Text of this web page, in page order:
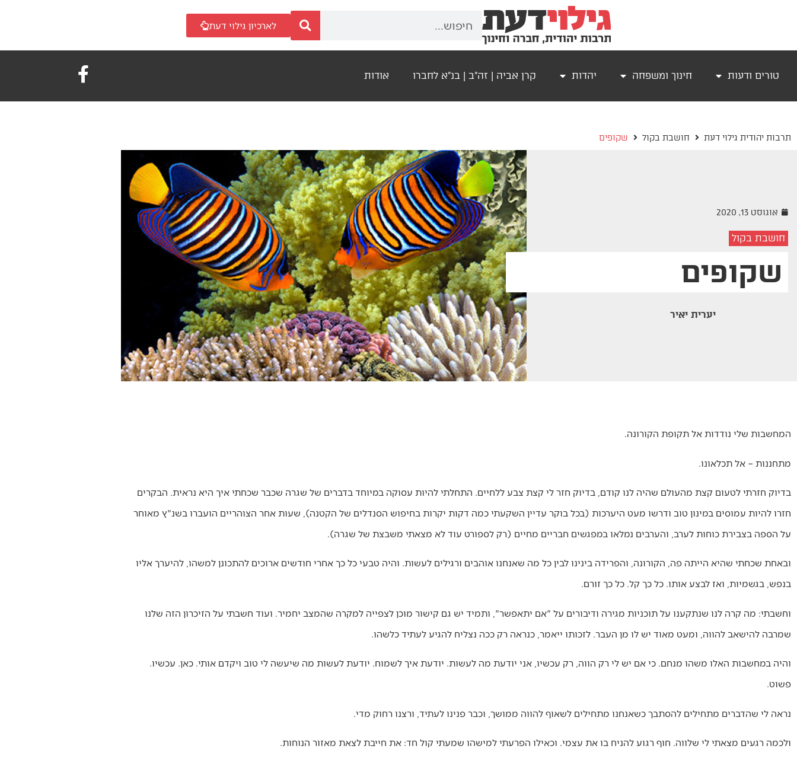
לארכיון גילוי דעת
טורים ודעות חינוך ומשפחה יהדות קרן אביה | זה"ב | בנ"א לחברו אודות
תרבות יהודית גילוי דעת חושבת בקול שקופים
אוגוסט 13, 2020
חושבת בקול
שקופים
יערית יאיר
המחשבות שלי נודדות אל תקופת הקורונה.
מתחננות – אל תכלאונו.
בדיוק חזרתי לטעום קצת מהעולם שהיה לנו קודם, בדיוק חזר לי קצת צבע ללחיים. התחלתי להיות עסוקה במיוחד בדברים של שגרה שכבר שכחתי איך היא נראית. הבקרים
חזרו להיות עמוסים במינון טוב ודרשו מעט היערכות (בכל בוקר עדיין השקעתי כמה דקות יקרות בחיפוש הסנדלים של הקטנה), שעות אחר הצוהריים הועברו בשנ"ץ מאוחר
על הספה בצבירת כוחות לערב, והערבים נמלאו במפגשים חבריים מחיים (רק לספורט עוד לא מצאתי משבצת של שגרה).
ובאחת שכחתי שהיא הייתה פה, הקורונה, והפרידה בינינו לבין כל מה שאנחנו אוהבים ורגילים לעשות. והיה טבעי כל כך אחרי חודשים ארוכים להתכונן למשהו, להיערך אליו
בנפש, בגשמיות, ואז לבצע אותו. כל כך קל. כל כך זורם.
וחשבתי: מה קרה לנו שנתקענו על תוכניות מגירה ודיבורים על "אם יתאפשר", ותמיד יש גם קישור מוכן לצפייה למקרה שהמצב יחמיר. ועוד חשבתי על הזיכרון הזה שלנו
שמרבה להישאב להווה, ומעט מאוד יש לו מן העבר. לזכותו ייאמר, כנראה רק ככה נצליח להגיע לעתיד כלשהו.
והיה במחשבות האלו משהו מנחם. כי אם יש לי רק הווה, רק עכשיו, אני יודעת מה לעשות. יודעת איך לשמוח. יודעת לעשות מה שיעשה לי טוב ויקדם אותי. כאן. עכשיו.
פשוט.
נראה לי שהדברים מתחילים להסתבך כשאנחנו מתחילים לשאוף להווה ממושך, וכבר פנינו לעתיד, ורצנו רחוק מדי.
ולכמה רגעים מצאתי לי שלווה. חוף רגוע להניח בו את עצמי. וכאילו הפרעתי למישהו שמעתי קול חד: את חייבת לצאת מאזור הנוחות.